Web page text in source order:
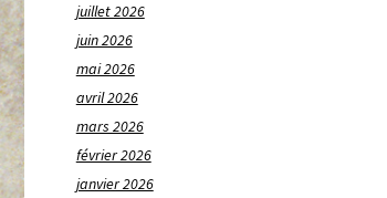
juillet 2026
juin 2026
mai 2026
avril 2026
mars 2026
février 2026
janvier 2026